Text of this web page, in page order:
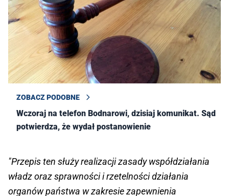
ZOBACZ PODOBNE
Wczoraj na telefon Bodnarowi, dzisiaj komunikat. Sąd
potwierdza, że wydał postanowienie
"Przepis ten służy realizacji zasady współdziałania
władz oraz sprawności i rzetelności działania
organów państwa w zakresie zapewnienia